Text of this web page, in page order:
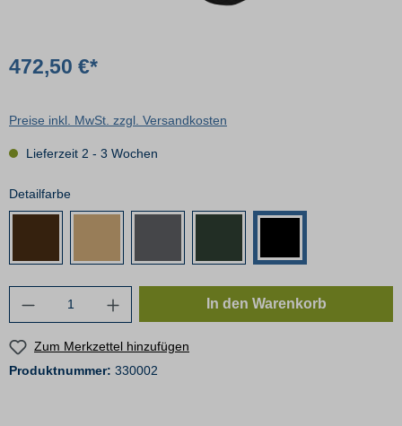
472,50 €*
Preise inkl. MwSt. zzgl. Versandkosten
Lieferzeit 2 - 3 Wochen
Detailfarbe
In den Warenkorb
Zum Merkzettel hinzufügen
Produktnummer: 330002